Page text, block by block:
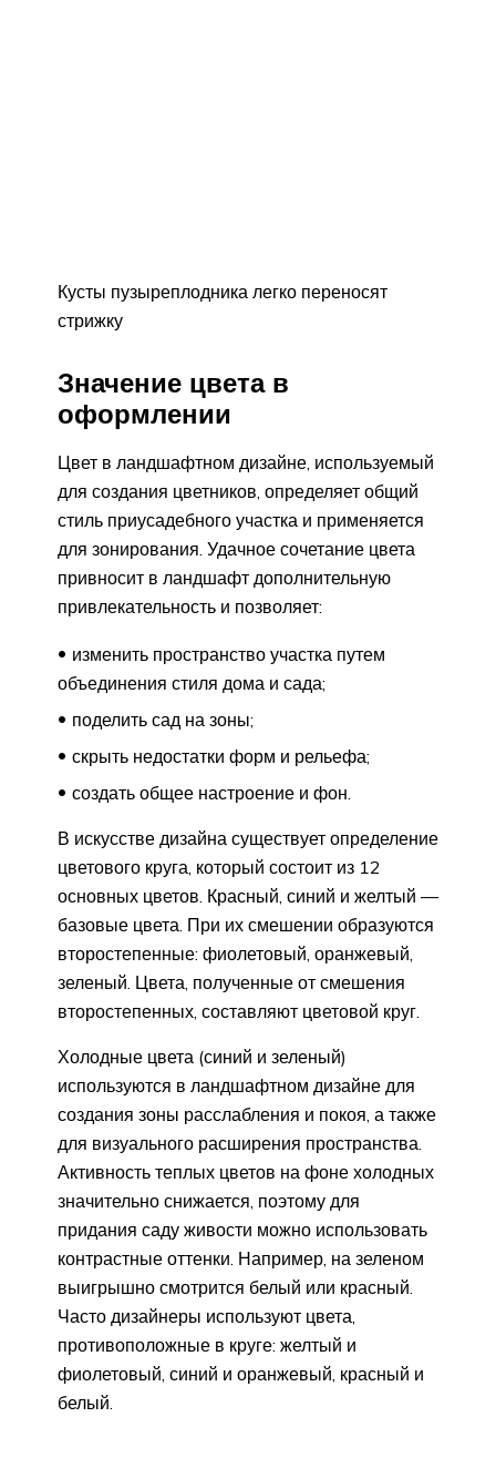
Кусты пузыреплодника легко переносят
стрижку
Значение цвета в
оформлении
Цвет в ландшафтном дизайне, используемый
для создания цветников, определяет общий
стиль приусадебного участка и применяется
для зонирования. Удачное сочетание цвета
привносит в ландшафт дополнительную
привлекательность и позволяет:
изменить пространство участка путем
объединения стиля дома и сада;
поделить сад на зоны;
скрыть недостатки форм и рельефа;
создать общее настроение и фон.
В искусстве дизайна существует определение
цветового круга, который состоит из 12
основных цветов. Красный, синий и желтый —
базовые цвета. При их смешении образуются
второстепенные: фиолетовый, оранжевый,
зеленый. Цвета, полученные от смешения
второстепенных, составляют цветовой круг.
Холодные цвета (синий и зеленый)
используются в ландшафтном дизайне для
создания зоны расслабления и покоя, а также
для визуального расширения пространства.
Активность теплых цветов на фоне холодных
значительно снижается, поэтому для
придания саду живости можно использовать
контрастные оттенки. Например, на зеленом
выигрышно смотрится белый или красный.
Часто дизайнеры используют цвета,
противоположные в круге: желтый и
фиолетовый, синий и оранжевый, красный и
белый.